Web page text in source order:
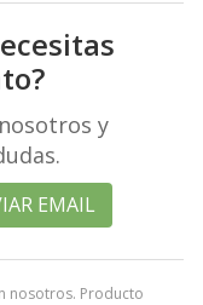
nosotros. Producto
y
EMAIL